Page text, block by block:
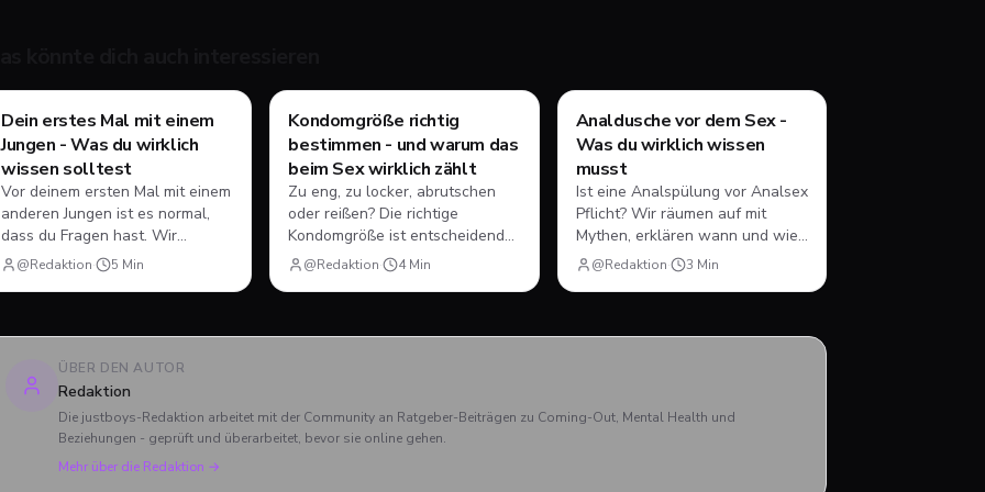
Style & Body
Dein erstes Mal mit einem
Jungen - Was du wirklich
wissen solltest
Vor deinem ersten Mal mit einem
anderen Jungen ist es normal,
dass du Fragen hast. Wir
räumen mit Mythen auf und
erklären, worauf es wirklich
@Redaktion· 5 Min
Style & Body
Kondomgröße richtig
bestimmen - und warum das
beim Sex wirklich zählt
Zu eng, zu locker, abrutschen
oder reißen? Die richtige
Kondomgröße ist entscheidend
für Schutz und Komfort. Hier
erfährst du, wie du mit wenigen
@Redaktion· 4Min
Style & Body
Analdusche vor dem Sex -
Was du wirklich wissen
musst
Ist eine Analspülung vor Analsex
Pflicht? Wir räumen auf mit
Mythen, erklären wann und wie
sie sinnvoll ist - und was du auf
jeden Fall vermeiden solltest.
@Redaktion· 3 Min
ÜBER DEN AUTOR
Redaktion
Die justboys-Redaktion arbeitet mit der Community an Ratgeber-Beiträgen zu Coming-Out, Mental Health und
Beziehungen - geprüft und überarbeitet, bevor sie online gehen.
Mehr über die Redaktion →